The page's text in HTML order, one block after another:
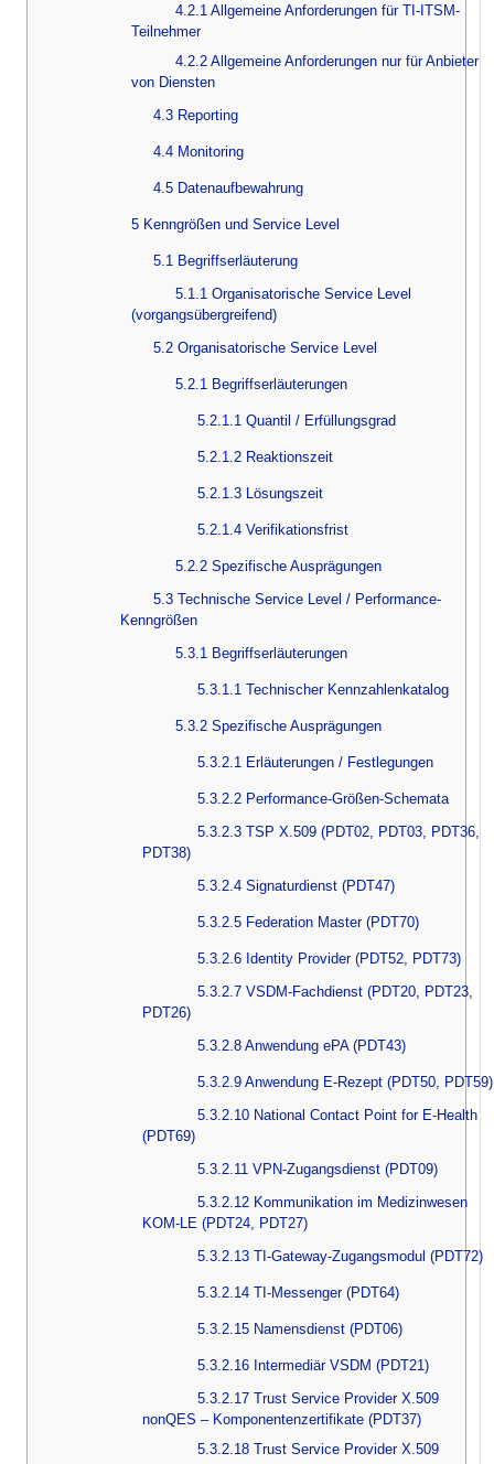
4.2.1 Allgemeine Anforderungen für TI-ITSM-
Teilnehmer
4.2.2 Allgemeine Anforderungen nur für Anbieter
von Diensten
4.3 Reporting
4.4 Monitoring
4.5 Datenaufbewahrung
5 Kenngrößen und Service Level
5.1 Begriffserläuterung
5.1.1 Organisatorische Service Level
(vorgangsübergreifend)
5.2 Organisatorische Service Level
5.2.1 Begriffserläuterungen
5.2.1.1 Quantil / Erfüllungsgrad
5.2.1.2 Reaktionszeit
5.2.1.3 Lösungszeit
5.2.1.4 Verifikationsfrist
5.2.2 Spezifische Ausprägungen
5.3 Technische Service Level / Performance-
Kenngrößen
5.3.1 Begriffserläuterungen
5.3.1.1 Technischer Kennzahlenkatalog
5.3.2 Spezifische Ausprägungen
5.3.2.1 Erläuterungen / Festlegungen
5.3.2.2 Performance-Größen-Schemata
5.3.2.3 TSP X.509 (PDT02, PDT03, PDT36,
PDT38)
5.3.2.4 Signaturdienst (PDT47)
5.3.2.5 Federation Master (PDT70)
5.3.2.6 Identity Provider (PDT52, PDT73)
5.3.2.7 VSDM-Fachdienst (PDT20, PDT23,
PDT26)
5.3.2.8 Anwendung ePA (PDT43)
5.3.2.9 Anwendung E-Rezept (PDT50, PDT59)
5.3.2.10 National Contact Point for E-Health
(PDT69)
5.3.2.11 VPN-Zugangsdienst (PDT09)
5.3.2.12 Kommunikation im Medizinwesen
KOM-LE (PDT24, PDT27)
5.3.2.13 TI-Gateway-Zugangsmodul (PDT72)
5.3.2.14 TI-Messenger (PDT64)
5.3.2.15 Namensdienst (PDT06)
5.3.2.16 Intermediär VSDM (PDT21)
5.3.2.17 Trust Service Provider X.509
nonQES – Komponentenzertifikate (PDT37)
5.3.2.18 Trust Service Provider X.509